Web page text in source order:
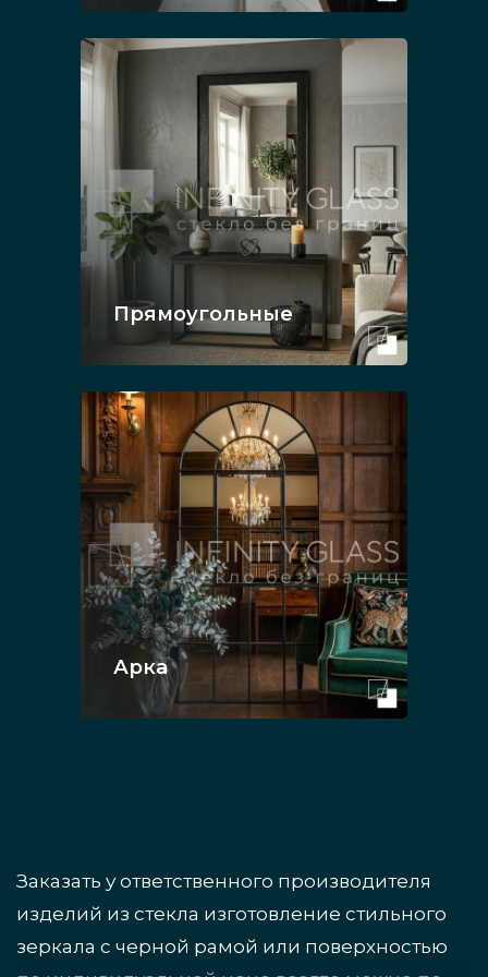
Прямоугольные
Арка
Заказать у ответственного производителя
изделий из стекла изготовление стильного
зеркала с черной рамой или поверхностью